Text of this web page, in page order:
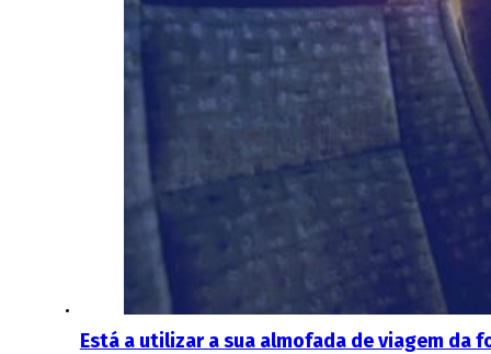
Está a utilizar a sua almofada de viagem da